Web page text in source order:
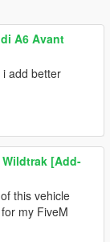
A6 Avant
i add better
[Add-
this vehicle
my FiveM